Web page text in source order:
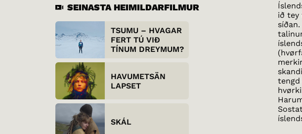
SEINASTA HEIMILDARFILMUR
TSUMU – HVAGAR
FERT TÚ VIÐ
TÍNUM DREYMUM?
HAVUMETSÄN
LAPSET
SKÁL
ið tey
tengd